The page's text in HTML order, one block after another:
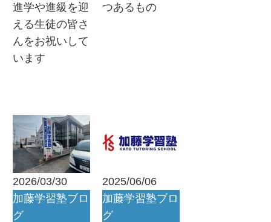
進学や進級を迎
える生徒の皆さ
んをお祝いして
います
つあるもの
2026/03/30
加藤学習塾ブロ
グ
2025/06/06
加藤学習塾ブロ
グ